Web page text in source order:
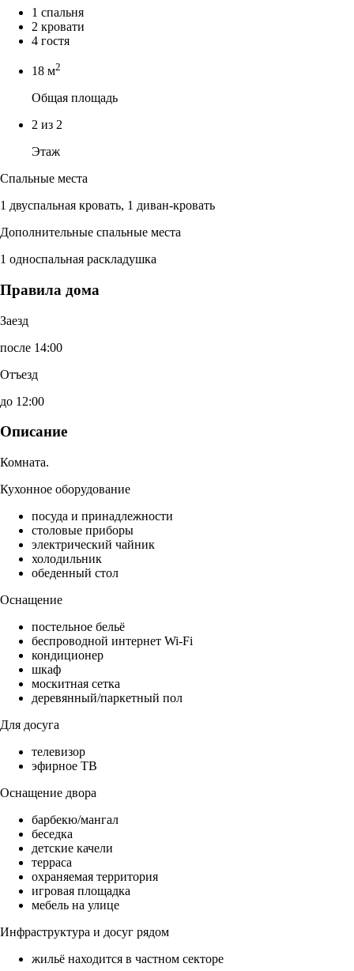
1 спальня
2 кровати
4 гостя
18 м2
Общая площадь
2 из 2
Этаж
Спальные места
1 двуспальная кровать, 1 диван-кровать
Дополнительные спальные места
1 односпальная раскладушка
Правила дома
Заезд
после 14:00
Отъезд
до 12:00
Описание
Комната.
Кухонное оборудование
посуда и принадлежности
столовые приборы
электрический чайник
холодильник
обеденный стол
Оснащение
постельное бельё
беспроводной интернет Wi-Fi
кондиционер
шкаф
москитная сетка
деревянный/паркетный пол
Для досуга
телевизор
эфирное ТВ
Оснащение двора
барбекю/мангал
беседка
детские качели
терраса
охраняемая территория
игровая площадка
мебель на улице
Инфраструктура и досуг рядом
жильё находится в частном секторе